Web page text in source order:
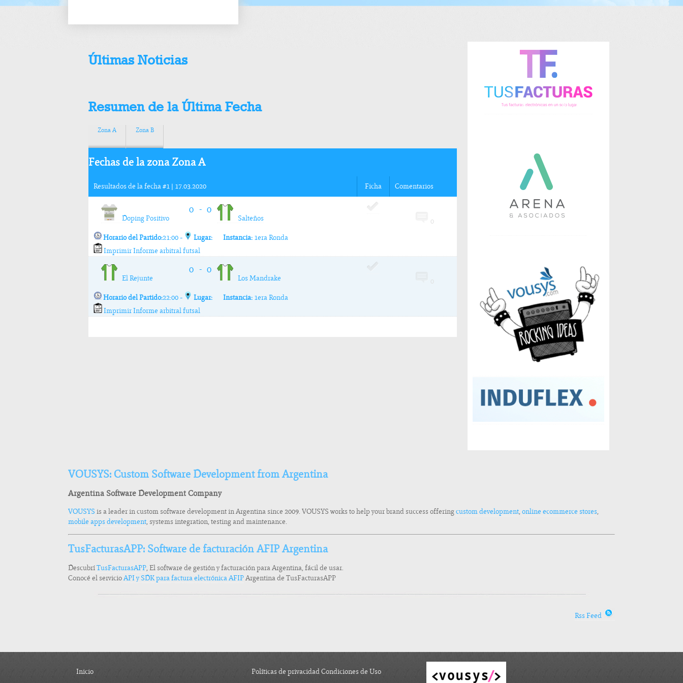
Últimas Noticias
Resumen de la Última Fecha
Zona A Zona B
Fechas de la zona Zona A
Resultados de la fecha #1 | 17.03.2020 Ficha Comentarios
Doping Positivo
0 - 0
Salteños
0
Horario del Partido:21:00 - Lugar: Instancia: 1era Ronda
Imprimir Informe arbitral futsal
El Rejunte
0 - 0
Los Mandrake
0
Horario del Partido:22:00 - Lugar: Instancia: 1era Ronda
Imprimir Informe arbitral futsal
VOUSYS: Custom Software Development from Argentina
Argentina Software Development Company
VOUSYS is a leader in custom software development in Argentina since 2009. VOUSYS works to help your brand success offeringcustom development,online ecommerce stores,
mobile apps development, systems integration, testing and maintenance.
TusFacturasAPP: Software de facturación AFIP Argentina
DescubríTusFacturasAPP, El software de gestión y facturación para Argentina, fácil de usar.
Conocé el servicioAPI y SDK para factura electrónica AFIPArgentina de TusFacturasAPP
Rss Feed
Inicio
Políticas de privacidad Condiciones de Uso